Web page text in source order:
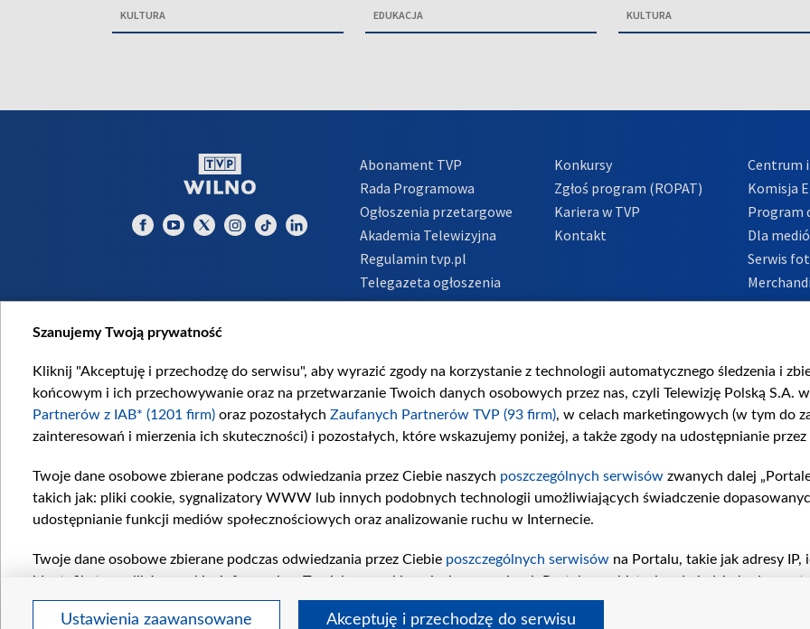
KULTURA EDUKACJA KULTURA
Abonament TVP
Rada Programowa
Ogłoszenia przetargowe
Akademia Telewizyjna
Regulamin tvp.pl
Telegazeta ogłoszenia
Informacje o nadawcy
Konkursy
Zgłoś program (ROPAT)
Kariera w TVP
Kontakt
Centrum
Komisja
Program
Dla
Serwis
Polityka
Szanujemy Twoją prywatność
Kliknij "Akceptuję i przechodzę do serwisu", aby wyrazić zgody na korzystanie z technologii automatycznego śledzenia i
końcowym i ich przechowywanie oraz na przetwarzanie Twoich danych osobowych przez nas, czyli Telewizję Polską S.A.
Partnerów z IAB* (1201 firm) oraz pozostałych Zaufanych Partnerów TVP (93 firm), w celach marketingowych (w tym do
zainteresowań i mierzenia ich skuteczności) i pozostałych, które wskazujemy poniżej, a także zgody na udostępnianie
Twoje dane osobowe zbierane podczas odwiedzania przez Ciebie naszych poszczególnych serwisów zwanych dalej
takich jak: pliki cookie, sygnalizatory WWW lub innych podobnych technologii umożliwiających świadczenie
udostępnianie funkcji mediów społecznościowych oraz analizowanie ruchu w Internecie.
Twoje dane osobowe zbierane podczas odwiedzania przez Ciebie poszczególnych serwisów na Portalu, takie jak adresy
identyfikatory plików cookie, informacje o Twoich wyszukiwaniach w serwisach Portalu czy historia odwiedzin będą
pozostałychZaufanych Partnerów TVP
dla realizacji następujących celów i funkcji: przechowywania informacji na
wyboru spersonalizowanych reklam, tworzenia profilu spersonalizowanych reklam, tworzenia profilu
Ustawienia zaawansowane Akceptuję i przechodzę do serwisu